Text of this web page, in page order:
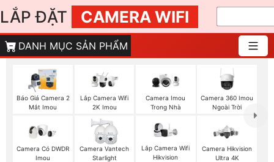
LẮP ĐẶT CAMERA WIFI
DANH MỤC SẢN PHẨM
Báo Giá Camera 2
Mắt Imou
Lắp Camera Wifi
2K Imou
Camera Imou
Trong Nhà
Camera 360 Imou
Ngoài Trời
Camera Có DWDR
Imou
Camera Vantech
Starlight
Lắp Camera Wifi
Hikvision
Camera Hikvision
Ultra 4K